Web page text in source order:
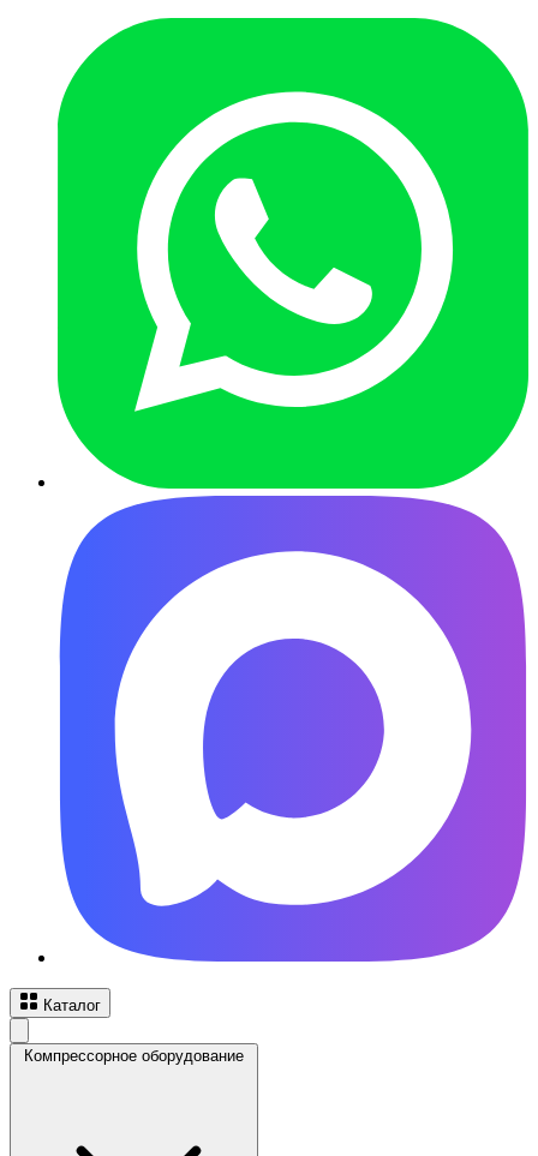
Каталог
Компрессорное оборудование